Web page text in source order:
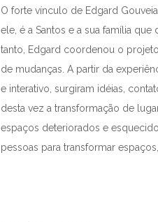
O forte vínculo de Edgard
ele, é a Santos e a sua família
tanto, Edgard coordenou o
de mudanças. A partir da
e interativo, surgiram idéias,
desta vez a transformação de
espaços deteriorados e
pessoas para transformar